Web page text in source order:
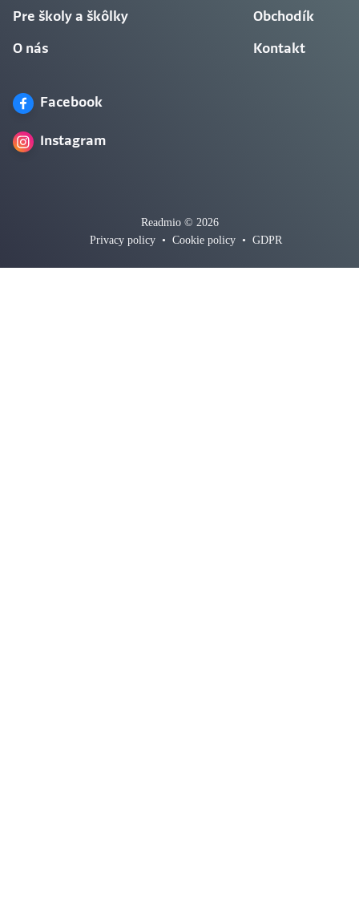
Pre školy a škôlky
O nás
Obchodík
Kontakt
Facebook
Instagram
Readmio © 2026
Privacy policy • Cookie policy • GDPR